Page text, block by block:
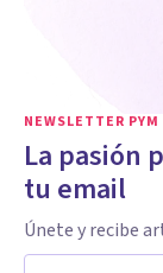
NEWSLETTER PYM
La pasión
tu email
Únete y recibe